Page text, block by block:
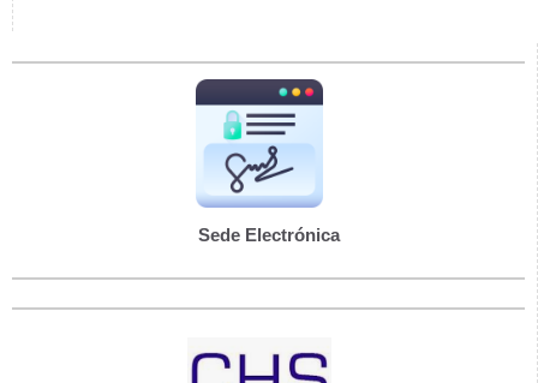
Sede Electrónica